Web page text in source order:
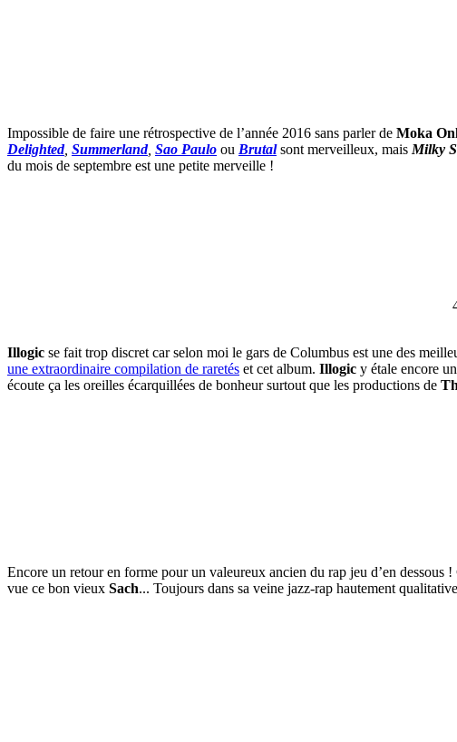
Impossible de faire une rétrospective de l’année 2016 sans parler de Moka
Delighted, Summerland, Sao Paulo ou Brutal sont merveilleux, mais Milky
du mois de septembre est une petite merveille !
Illogic se fait trop discret car selon moi le gars de Columbus est une des
une extraordinaire compilation de raretés et cet album. Illogic y étale encore
écoute ça les oreilles écarquillées de bonheur surtout que les productions de
Encore un retour en forme pour un valeureux ancien du rap jeu d’en dessous !
vue ce bon vieux Sach... Toujours dans sa veine jazz-rap hautement